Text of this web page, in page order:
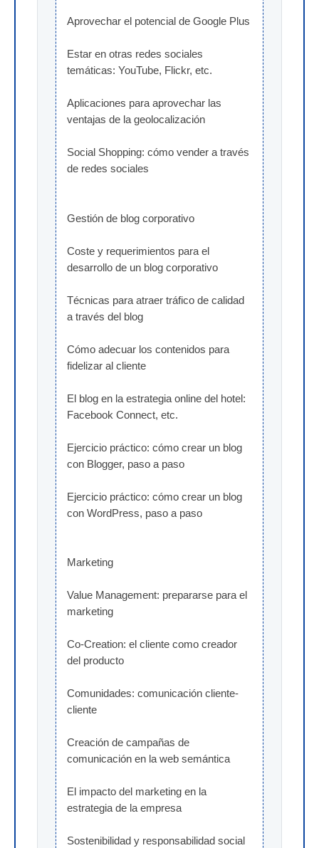
Aprovechar el potencial de Google Plus
Estar en otras redes sociales
temáticas: YouTube, Flickr, etc.
Aplicaciones para aprovechar las
ventajas de la geolocalización
Social Shopping: cómo vender a través
de redes sociales
Gestión de blog corporativo
Coste y requerimientos para el
desarrollo de un blog corporativo
Técnicas para atraer tráfico de calidad
a través del blog
Cómo adecuar los contenidos para
fidelizar al cliente
El blog en la estrategia online del hotel:
Facebook Connect, etc.
Ejercicio práctico: cómo crear un blog
con Blogger, paso a paso
Ejercicio práctico: cómo crear un blog
con WordPress, paso a paso
Marketing
Value Management: prepararse para el
marketing
Co-Creation: el cliente como creador
del producto
Comunidades: comunicación cliente-
cliente
Creación de campañas de
comunicación en la web semántica
El impacto del marketing en la
estrategia de la empresa
Sostenibilidad y responsabilidad social